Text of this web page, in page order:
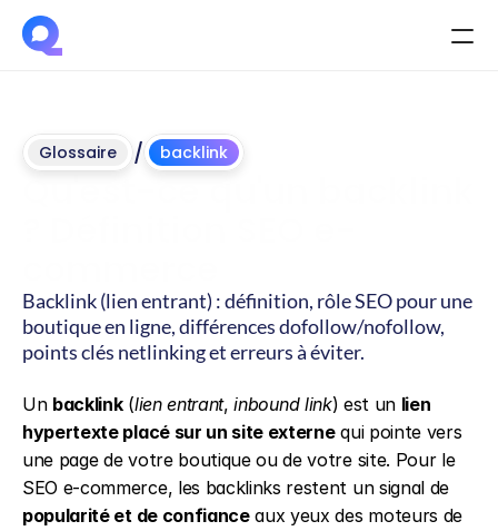
Glossaire / backlink
Backlink (lien entrant) : définition, rôle SEO pour une
boutique en ligne, différences dofollow/nofollow,
points clés netlinking et erreurs à éviter.
Un backlink (lien entrant, inbound link) est un lien
hypertexte placé sur un site externe qui pointe vers
une page de votre boutique ou de votre site. Pour le
popularité et de confiance aux yeux des moteurs de